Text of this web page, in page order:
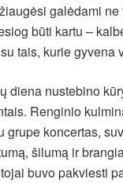
galėdami
būti kartu –
tais, kurie gyvena
diena nustebino
Renginio
grupe koncertas,
šilumą ir
buvo pakviesti